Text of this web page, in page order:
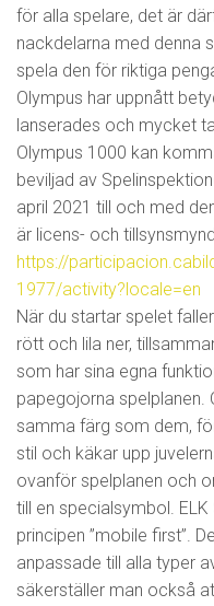
för alla spelare, det är
nackdelarna med denna
spela den för riktiga
Olympus har uppnått
lanserades och mycket
Olympus 1000 kan
beviljad av
april 2021 till och med
är licens- och
https://
1977/activity?locale=en
När du startar spelet
rött och lila ner,
som har sina egna
papegojorna spelplanen.
samma färg som dem,
stil och käkar upp
ovanför spelplanen och
till en specialsymbol.
principen ”mobile first”.
anpassade till alla typer
säkerställer man också